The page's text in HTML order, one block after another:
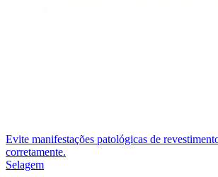
Evite manifestações patológicas de
corretamente.
Selagem